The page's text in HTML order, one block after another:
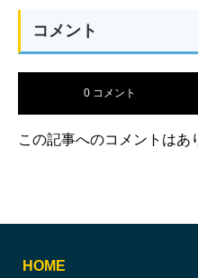
コメント
0 コメント
この記事へのコメントはあ
HOME